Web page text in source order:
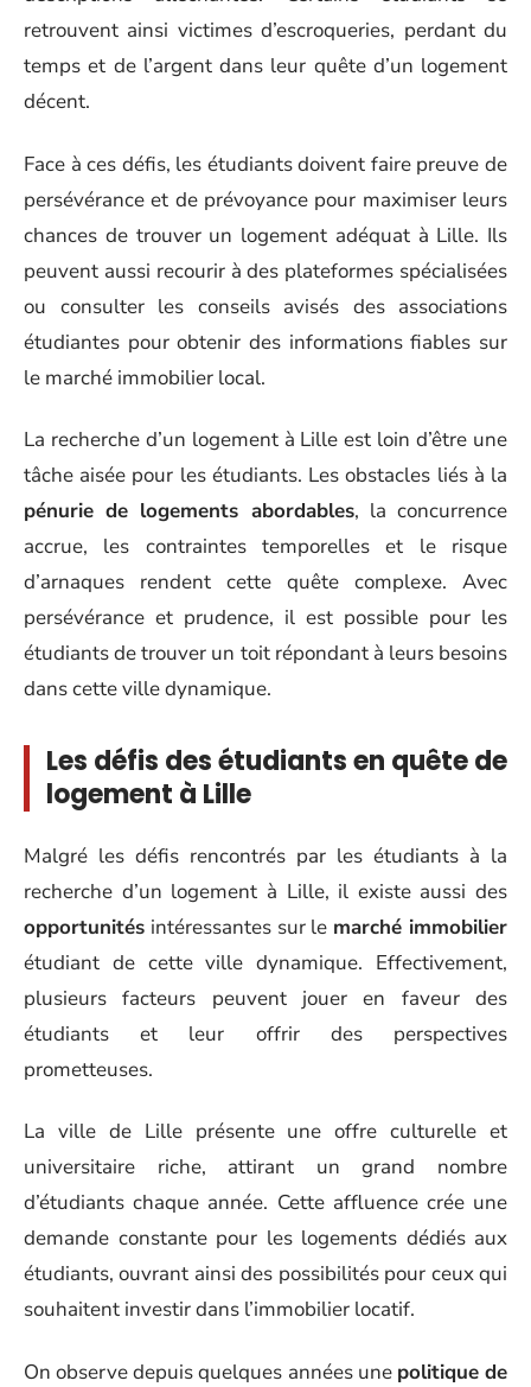
retrouvent ainsi victimes d’escroqueries, perdant du
temps et de l’argent dans leur quête d’un logement
décent.
Face à ces défis, les étudiants doivent faire preuve de
persévérance et de prévoyance pour maximiser leurs
chances de trouver un logement adéquat à Lille. Ils
peuvent aussi recourir à des plateformes spécialisées
ou consulter les conseils avisés des associations
étudiantes pour obtenir des informations fiables sur
le marché immobilier local.
La recherche d’un logement à Lille est loin d’être une
tâche aisée pour les étudiants. Les obstacles liés à la
pénurie de logements abordables, la concurrence
accrue, les contraintes temporelles et le risque
d’arnaques rendent cette quête complexe. Avec
persévérance et prudence, il est possible pour les
étudiants de trouver un toit répondant à leurs besoins
dans cette ville dynamique.
Les défis des étudiants en quête de
logement à Lille
Malgré les défis rencontrés par les étudiants à la
recherche d’un logement à Lille, il existe aussi des
opportunités intéressantes sur le marché immobilier
étudiant de cette ville dynamique. Effectivement,
plusieurs facteurs peuvent jouer en faveur des
étudiants et leur offrir des perspectives
prometteuses.
La ville de Lille présente une offre culturelle et
universitaire riche, attirant un grand nombre
d’étudiants chaque année. Cette affluence crée une
demande constante pour les logements dédiés aux
étudiants, ouvrant ainsi des possibilités pour ceux qui
souhaitent investir dans l’immobilier locatif.
On observe depuis quelques années une politique de